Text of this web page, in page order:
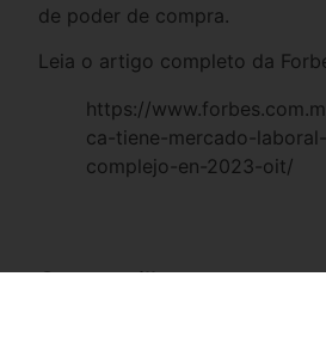
de poder de compra.
Leia o artigo completo da
https://
ca-tiene-mercado-
complejo-en-2023-oit/
Compartilhe